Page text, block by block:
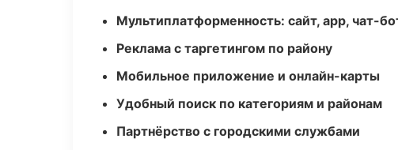
Мультиплатформенность: сайт, app, чат-
Реклама с таргетингом по району
Мобильное приложение и онлайн-карты
Удобный поиск по категориям и районам
Партнёрство с городскими службами